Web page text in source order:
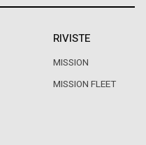
RIVISTE
MISSION
MISSION FLEET